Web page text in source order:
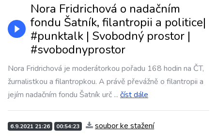
Nora Fridrichová o nadačním
fondu Šatník, filantropii a politice|
#punktalk​​​ | Svobodný prostor |
#svobodnyprostor
Nora Fridrichová je moderátorkou pořadu 168 hodin na ČT,
žurnalistkou a filantropkou. A právě převážně o filantropii a
jejím nadačním fondu Šatník urč ... číst dále
6.9.2021 21:26 00:54:23 soubor ke stažení